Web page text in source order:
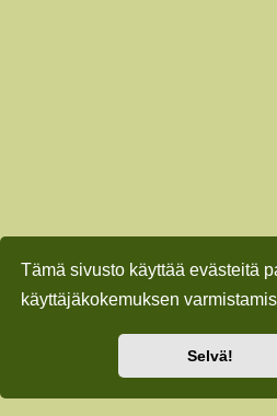
Tämä sivusto käyttää evästeitä
käyttäjäkokemuksen
Selvä!